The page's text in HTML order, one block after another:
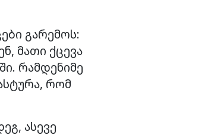
გარემოს:
მათი ქცევა
რამდენიმე
რომ
ასევე